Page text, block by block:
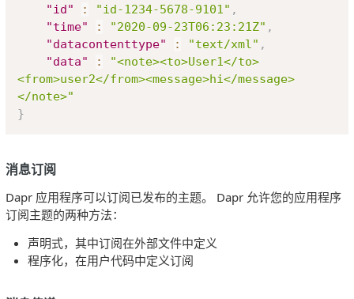
"id"
: "id-1234-5678-9101" ,
"time"
: "2020-09-23T06:23:21Z" ,
"datacontenttype"
: "text/xml" ,
"data"
:
"<note><to>User1</to>
<from>user2</from><message>hi</message>
</note>"
}
消息订阅
Dapr 应用程序可以订阅已发布的主题。 Dapr 允许您的应用程序
订阅主题的两种方法：
声明式，其中订阅在外部文件中定义
程序化，在用户代码中定义订阅